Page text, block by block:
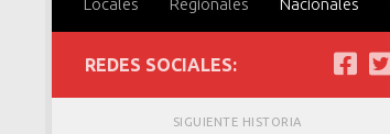
Locales Regionales Nacionales
REDES SOCIALES:
SIGUIENTE HISTORIA